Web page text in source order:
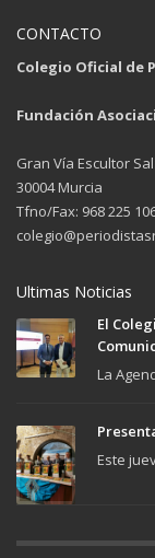
CONTACTO
Colegio Oficial de
Fundación
Gran Vía Escultor
30004 Murcia
Tfno/Fax: 968 225
Ultimas Noticias
El
La
Este